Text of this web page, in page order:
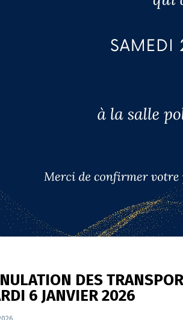
DES
6 JANVIER 2026